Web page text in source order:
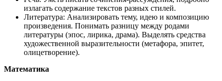
излагать содержание текстов разных стилей.
Литература: Анализировать тему, идею и композицию
произведения. Понимать разницу между родами
литературы (эпос, лирика, драма). Выделять средства
художественной выразительности (метафора, эпитет,
олицетворение).
Математика